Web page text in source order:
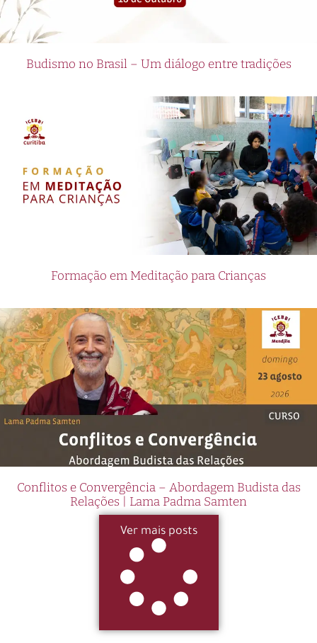
Budismo no Brasil – Um diálogo entre tradições
Formação em Meditação para Crianças
Conflitos e Convergência – Abordagem Budista das
Relações | Lama Padma Samten
Ver mais posts